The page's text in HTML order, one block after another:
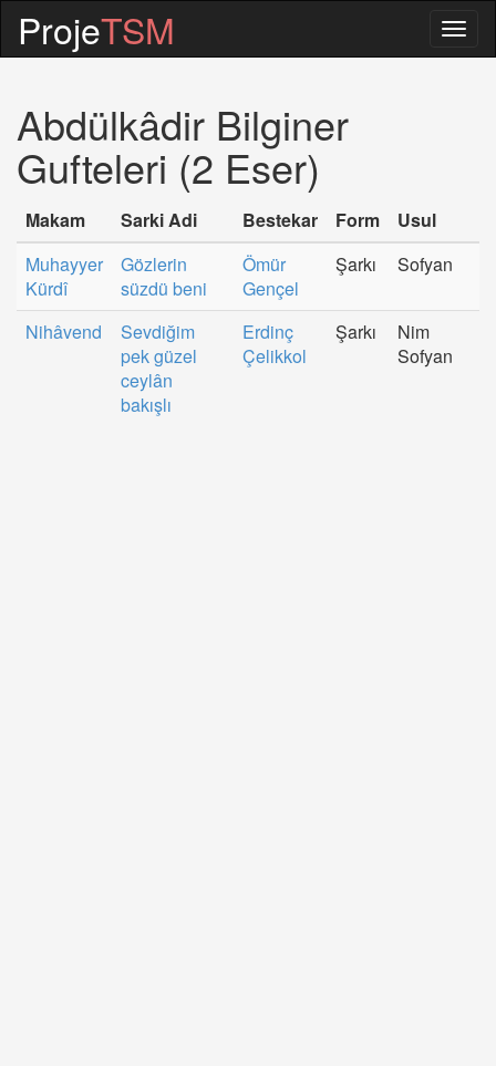
ProjeTSM
Abdülkâdir Bilginer
Gufteleri (2 Eser)
Makam Sarki Adi Bestekar Form
Usul
Muhayyer
Kürdî
Gözlerin
süzdü beni
Ömür
Gençel
Şarkı Sofyan
Nihâvend
Sevdiğim
pek güzel
ceylân
bakışlı
Erdinç
Çelikkol
Şarkı
Nim
Sofyan